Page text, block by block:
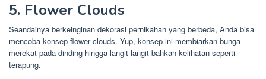
5. Flower Clouds
Seandainya berkeinginan dekorasi pernikahan yang berbeda, Anda bisa
mencoba konsep flower clouds. Yup, konsep ini membiarkan bunga
merekat pada dinding hingga langit-langit bahkan kelihatan seperti
terapung.